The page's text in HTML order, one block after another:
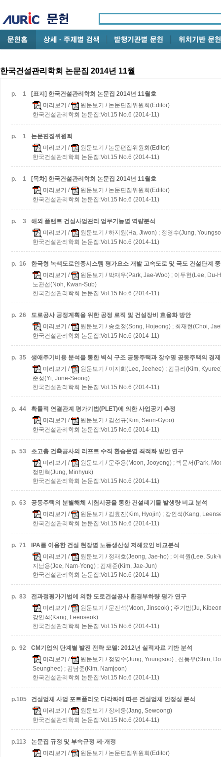
한국건설관리학회 논문집 2014년 11월
p. 1
[표지] 한국건설관리학회 논문집 2014년 11월호
미리보기 / 원문보기 / 논문편집위원회(Editor)
한국건설관리학회 논문집:Vol.15 No.6 (2014-11)
p. 1
논문편집위원회
미리보기 / 원문보기 / 논문편집위원회(Editor)
한국건설관리학회 논문집:Vol.15 No.6 (2014-11)
p. 1
[목차] 한국건설관리학회 논문집 2014년 11월호
미리보기 / 원문보기 / 논문편집위원회(Editor)
한국건설관리학회 논문집:Vol.15 No.6 (2014-11)
p. 3
해외 플랜트 건설사업관리 업무기능별 역량분석
미리보기 / 원문보기 / 하지원(Ha, Jiwon) ; 정영수(Jung,
한국건설관리학회 논문집:Vol.15 No.6 (2014-11)
p. 16 한국형 녹색도로인증시스템 평가요소 개발 고속도로 및 국도 건설단계
미리보기 / 원문보기 / 박재우(Park, Jae-Woo) ; 이두헌(Lee, Du-
노관섭(Noh, Kwan-Sub)
한국건설관리학회 논문집:Vol.15 No.6 (2014-11)
p. 26
도로공사 공정계획을 위한 공정 로직 및 건설장비 효율화 방안
미리보기 / 원문보기 / 송호정(Song, Hojeong) ; 최재현(Choi,
한국건설관리학회 논문집:Vol.15 No.6 (2014-11)
p. 35
생애주기비용 분석을 통한 벽식 구조 공동주택과 장수명 공동주택의 경
미리보기 / 원문보기 / 이지희(Lee, Jeehee) ; 김규리(Kim,
준성(Yi, June-Seong)
한국건설관리학회 논문집:Vol.15 No.6 (2014-11)
p. 44
확률적 연결관계 평가기법(PLET)에 의한 사업공기 추정
미리보기 / 원문보기 / 김선규(Kim, Seon-Gyoo)
한국건설관리학회 논문집:Vol.15 No.6 (2014-11)
p. 53
초고층 건축공사의 리프트 수직 환승운영 최적화 방안 연구
미리보기 / 원문보기 / 문주용(Moon, Jooyong) ; 박문서(Park,
정민혁(Jung, Minhyuk)
한국건설관리학회 논문집:Vol.15 No.6 (2014-11)
p. 63
공동주택의 분별해체 시험시공을 통한 건설폐기물 발생량 비교 분석
미리보기 / 원문보기 / 김효진(Kim, Hyojin) ; 강인석(Kang,
한국건설관리학회 논문집:Vol.15 No.6 (2014-11)
p. 71
IPA를 이용한 건설 현장별 노동생산성 저해요인 비교분석
미리보기 / 원문보기 / 정재호(Jeong, Jae-ho) ; 이석원(Lee,
지남용(Jee, Nam-Yong) ; 김재준(Kim, Jae-Jun)
한국건설관리학회 논문집:Vol.15 No.6 (2014-11)
p. 83
전과정평가기법에 의한 도로건설공사 환경부하량 평가 연구
미리보기 / 원문보기 / 문진석(Moon, Jinseok) ; 주기범(Ju,
강인석(Kang, Leenseok)
한국건설관리학회 논문집:Vol.15 No.6 (2014-11)
p. 92
CM기업의 단계별 발전 전략 모델: 2012년 실적자료 기반 분석
미리보기 / 원문보기 / 정영수(Jung, Youngsoo) ; 신동우(Shin,
Seunghee) ; 김남준(Kim, Namjoon)
한국건설관리학회 논문집:Vol.15 No.6 (2014-11)
p.105
건설업체 사업 포트폴리오 다각화에 따른 건설업체 안정성 분석
미리보기 / 원문보기 / 장세웅(Jang, Sewoong)
한국건설관리학회 논문집:Vol.15 No.6 (2014-11)
p.113
논문집 규정 및 부속규정 제·개정
미리보기 / 원문보기 / 논문편집위원회(Editor)